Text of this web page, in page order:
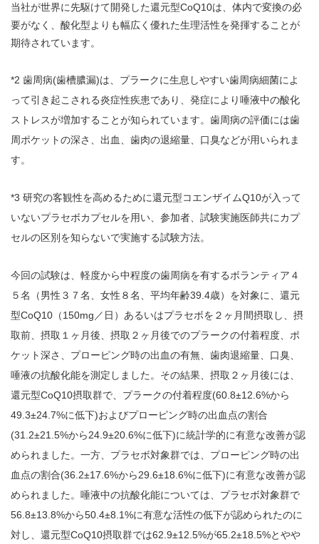
当社が世界に先駆けて開発した還元型CoQ10は、体内で変換の必
要がなく、酸化型よりも幅広く優れた生理活性を発揮することが
期待されています。
*2 歯周病(歯槽膿漏)は、プラークに生息しやすい歯周病細菌によ
って引き起こされる炎症性疾患であり、発症により唾液中の酸化
ストレスが増加することが知られています。歯周病の評価には歯
周ポケットの深さ、出血、歯肉の退縮量、口臭などが用いられま
す。
*3 研究の客観性を高めるために還元型コエンザイムQ10が入って
いないプラセボカプセルを用い、参加者、試験実施医師共にカプ
セルの区別を知らないで実施する試験方法。
今回の試験は、軽度から中程度の歯周病を有するボランティア４
５名（男性３７名、女性８名、平均年齢39.4歳）を対象に、還元
型CoQ10（150mg／日）あるいはプラセボを２ヶ月間摂取し、摂
取前、摂取１ヶ月後、摂取２ヶ月後でのプラークの付着程度、ポ
ケット深さ、プローピング時の出血の有無、歯肉退縮量、口臭、
唾液の抗酸化能を測定しました。その結果、摂取２ヶ月後には、
還元型CoQ10摂取群で、プラークの付着程度(60.8±12.6%から
49.3±24.7%に低下)およびプローピング時の出血点の割合
(31.2±21.5%から24.9±20.6%に低下)に統計学的に有意な改善が認
められました。一方、プラセボ対象群では、プローピング時の出
血点の割合(36.2±17.6%から29.6±18.6%に低下)に有意な改善が認
められました。唾液中の抗酸化能については、プラセボ対象群で
56.8±13.8%から50.4±8.1%に有意な活性の低下が認められたのに
対し、還元型CoQ10摂取群では62.9±12.5%が65.2±18.5%とやや